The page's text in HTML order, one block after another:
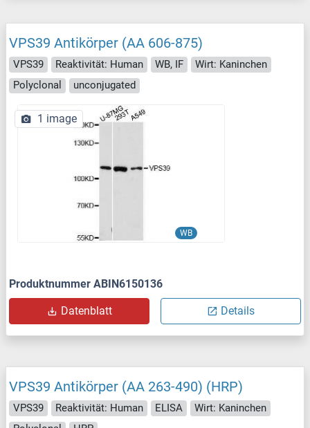
VPS39 Antikörper (AA 606-875)
VPS39 Reaktivität: Human WB, IF
Wirt: Kaninchen
Polyclonal
unconjugated
WB
1 image
Produktnummer ABIN6150136
Datenblatt Details
VPS39 Antikörper (AA 263-490) (HRP)
VPS39 Reaktivität: Human ELISA
Wirt: Kaninchen